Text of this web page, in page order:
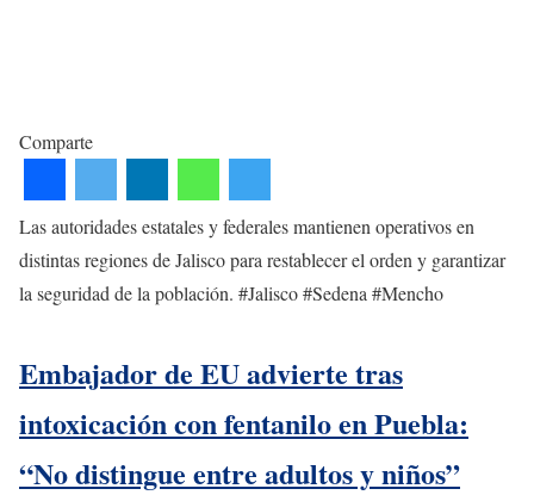
Comparte
Las autoridades estatales y federales mantienen operativos en
distintas regiones de Jalisco para restablecer el orden y garantizar
la seguridad de la población. #Jalisco #Sedena #Mencho
Embajador de EU advierte tras
intoxicación con fentanilo en Puebla:
“No distingue entre adultos y niños”